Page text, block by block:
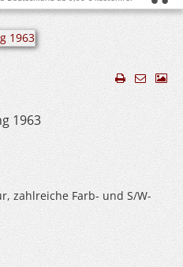
1963
zahlreiche Farb- und S/W-